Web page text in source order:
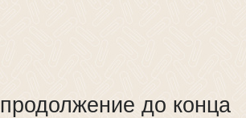
продолжение до конца